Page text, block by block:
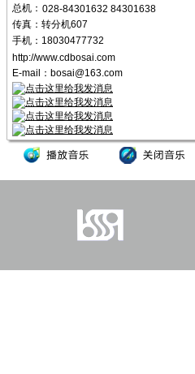
总机： 028-84301632 84301638
传真：转分机607
手机：18030477732
http://www.cdbosai.com
E-mail： bosai@163.com